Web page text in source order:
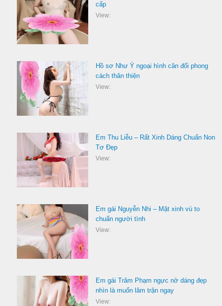
cấp
View:
Hồ sơ Như Ý ngoại hình cân đối phong
cách thân thiện
View:
Em Thu Liễu – Rất Xinh Dáng Chuẩn Non
Tơ Đẹp
View:
Em gái Nguyễn Nhi – Mặt xinh vú to
chuẩn người tình
View:
Em gái Trâm Phạm ngực nở dáng đẹp
nhìn là muốn lâm trận ngay
View: